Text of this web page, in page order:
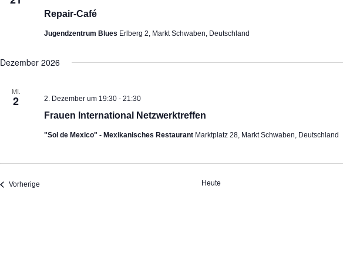
Repair-Café
Jugendzentrum Blues Erlberg 2, Markt Schwaben, Deutschland
Dezember 2026
MI.
2
Frauen International Netzwerktreffen
2. Dezember um 19:30 -21:30
"Sol de Mexico" - Mexikanisches Restaurant Marktplatz 28, Markt Schwaben, Deutschland
Vorherige Heute